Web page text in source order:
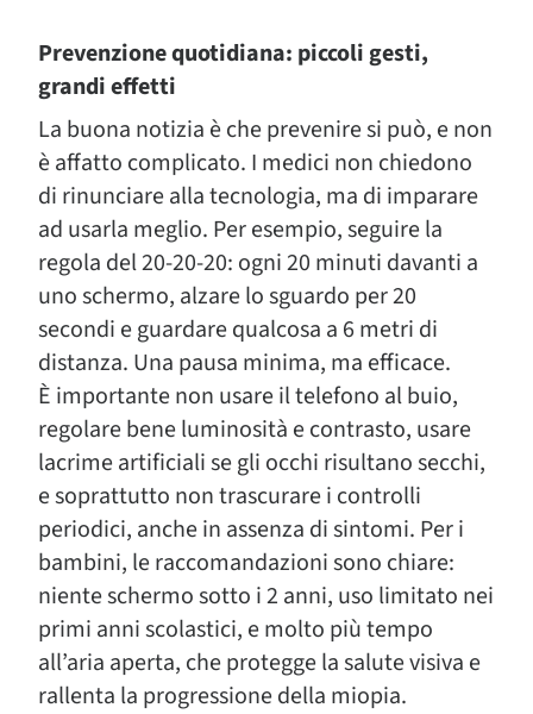
Prevenzione quotidiana: piccoli gesti,
grandi effetti
La buona notizia è che prevenire si può, e non
è affatto complicato. I medici non chiedono
di rinunciare alla tecnologia, ma di imparare
ad usarla meglio. Per esempio, seguire la
regola del 20-20-20: ogni 20 minuti davanti a
uno schermo, alzare lo sguardo per 20
secondi e guardare qualcosa a 6 metri di
distanza. Una pausa minima, ma efficace.
È importante non usare il telefono al buio,
regolare bene luminosità e contrasto, usare
lacrime artificiali se gli occhi risultano secchi,
e soprattutto non trascurare i controlli
periodici, anche in assenza di sintomi. Per i
bambini, le raccomandazioni sono chiare:
niente schermo sotto i 2 anni, uso limitato nei
primi anni scolastici, e molto più tempo
all’aria aperta, che protegge la salute visiva e
rallenta la progressione della miopia.